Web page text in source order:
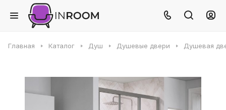
Главная Каталог Душ Душевые двери Душевая